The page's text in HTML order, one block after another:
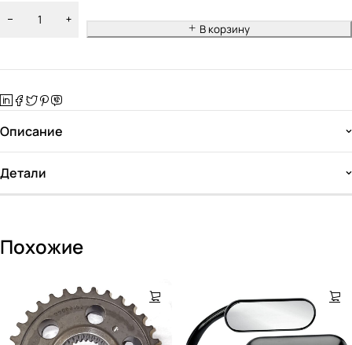
В корзину
Описание
Детали
Похожие